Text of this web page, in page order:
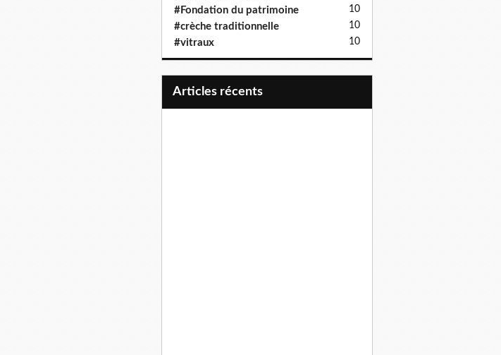
#Fondation du patrimoine 10
#crèche traditionnelle 10
#vitraux 10
articles récents